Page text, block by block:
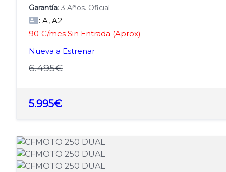
Garantía: 3 Años. Oficial
: A, A2
90 €/mes Sin Entrada (Aprox)
Nueva a Estrenar
6.495€
5.995€